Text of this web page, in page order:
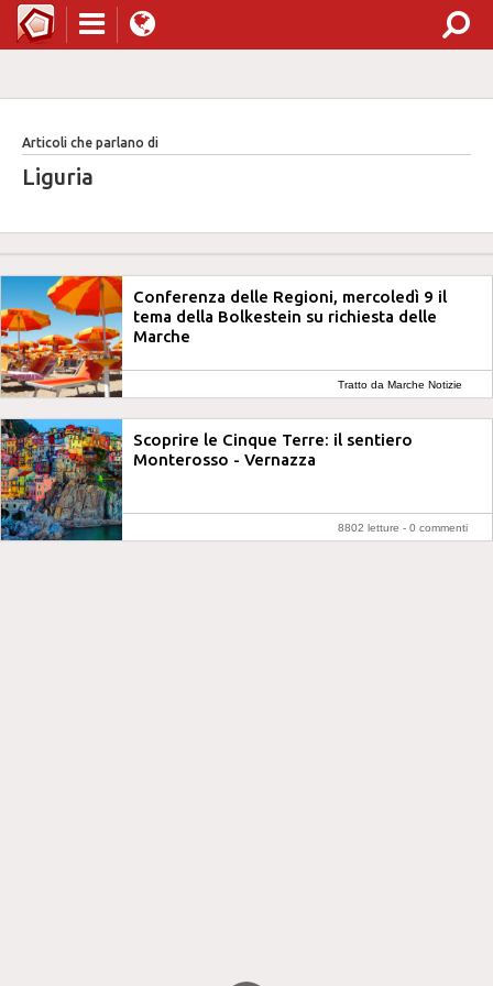
Articoli che parlano di
Liguria
Conferenza delle Regioni, mercoledì 9 il
tema della Bolkestein su richiesta delle
Marche
Tratto da Marche Notizie
Scoprire le Cinque Terre: il sentiero
Monterosso - Vernazza
8802 letture - 0 commenti